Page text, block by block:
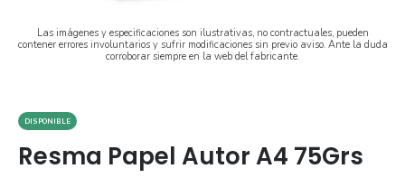
Las imágenes y especificaciones son ilustrativas, no contractuales, pueden
contener errores involuntarios y sufrir modificaciones sin previo aviso. Ante la duda
corroborar siempre en la web del fabricante.
DISPONIBLE
Resma Papel Autor A4 75Grs